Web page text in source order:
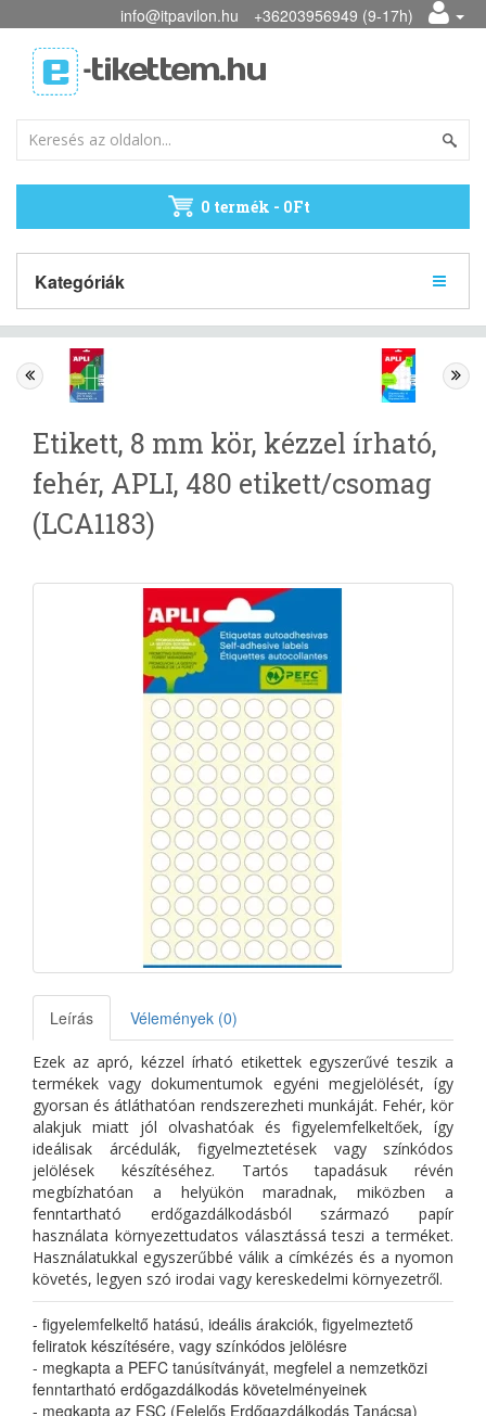
info@itpavilon.hu +36203956949 (9-17h)
0 termék - 0Ft
Kategóriák
Etikett, 8 mm kör, kézzel írható,
fehér, APLI, 480 etikett/csomag
(LCA1183)
Leírás Vélemények (0)
Ezek az apró, kézzel írható etikettek egyszerűvé teszik a
termékek vagy dokumentumok egyéni megjelölését, így
gyorsan és átláthatóan rendszerezheti munkáját. Fehér, kör
alakjuk miatt jól olvashatóak és figyelemfelkeltőek, így
ideálisak árcédulák, figyelmeztetések vagy színkódos
jelölések készítéséhez. Tartós tapadásuk révén
megbízhatóan a helyükön maradnak, miközben a
fenntartható erdőgazdálkodásból származó papír
használata környezettudatos választássá teszi a terméket.
Használatukkal egyszerűbbé válik a címkézés és a nyomon
követés, legyen szó irodai vagy kereskedelmi környezetről.
- figyelemfelkeltő hatású, ideális árakciók, figyelmeztető
feliratok készítésére, vagy színkódos jelölésre
- megkapta a PEFC tanúsítványát, megfelel a nemzetközi
fenntartható erdőgazdálkodás követelményeinek
- megkapta az FSC (Felelős Erdőgazdálkodás Tanácsa)